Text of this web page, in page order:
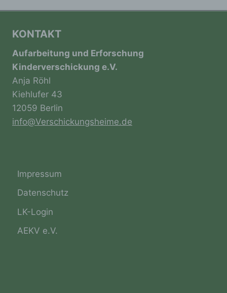
n
KONTAKT
Aufarbeitung und Erforschung
Kinderverschickung e.V.
Anja Röhl
Kiehlufer 43
12059 Berlin
info@Verschickungsheime.de
Impressum
Datenschutz
LK-Login
AEKV e.V.
Informationen gesondert aufbewahrt werden
Maßnahmen unterliegen, die gewährleisten,
einer identifizierten oder identifizierbaren
natürlichen Person zugewiesen werden.
g) Verantwortlicher oder für die
Verarbeitung Verantwortlicher
gemeinsam mit anderen über die Zwecke
personenbezogenen Daten entscheidet. Sind
die Zwecke und Mittel dieser Verarbeitung
durch das Unionsrecht oder das Recht der
Mitgliedstaaten vorgegeben, so kann der